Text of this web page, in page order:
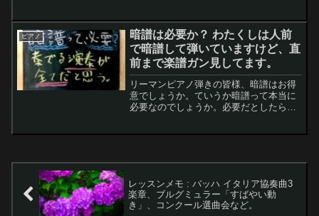
採点表を頂いてます。今回は、採点表の
寸評をご紹介...
ピアノ
暗譜は必要か？ わたくしは人前
で暗譜して弾いていますけど、直
前まで楽譜ガン見してます。
リーマンピアノ弾きの皆様、暗譜はお得
意でしょうか。ていうか暗譜って本当に
必要なのでしょうか。必要だとしたら、
レッスンメモ : バッハ イタリア協奏曲3
楽章、ブルグミュラー「すばやい動
き」、コンクール選曲会など。